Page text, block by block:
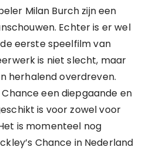
Milan Burch zijn een
Echter is er wel
eerste speelfilm van
is niet slecht, maar
herhalend overdreven.
Chance een diepgaande en
is voor zowel voor
is momenteel nog
Chance in Nederland